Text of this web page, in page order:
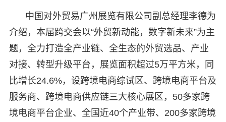
中国对外贸易广州展览有限公司副总经理李德为
介绍，本届跨交会以“外贸新动能，数字新未来”为主
题，全力打造全产业链、全生态的外贸选品、产业
对接、转型升级平台，展览面积超过5万平方米，同
比增长24.6%，设跨境电商综试区、跨境电商平台及
服务商、跨境电商供应链三大核心展区，50多家跨
境电商平台企业、全国近40个产业带、200多家跨境